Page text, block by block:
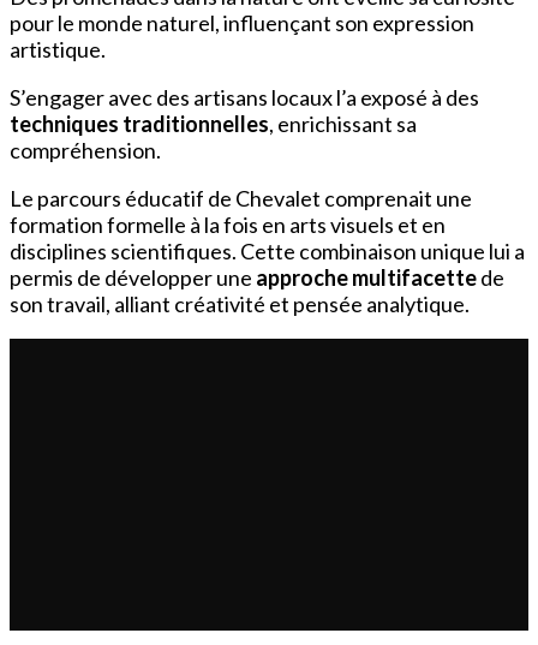
pour le monde naturel, influençant son expression
artistique.
S’engager avec des artisans locaux l’a exposé à des
techniques traditionnelles, enrichissant sa
compréhension.
Le parcours éducatif de Chevalet comprenait une
formation formelle à la fois en arts visuels et en
disciplines scientifiques. Cette combinaison unique lui a
permis de développer une approche multifacettede
son travail, alliant créativité et pensée analytique.